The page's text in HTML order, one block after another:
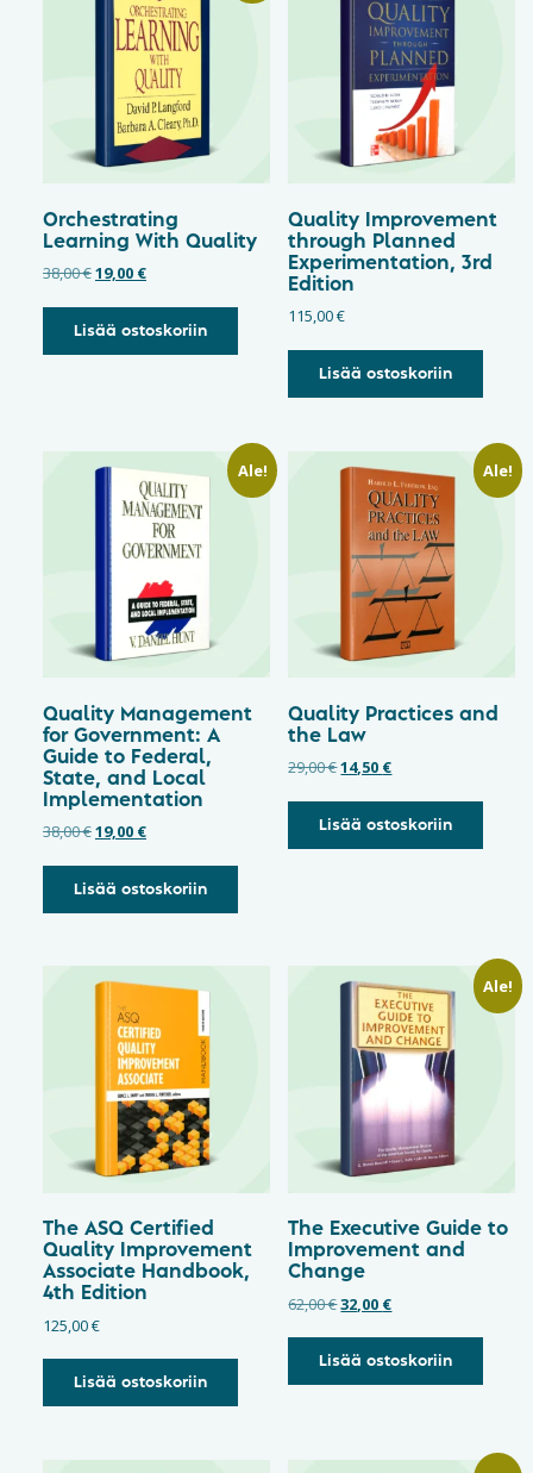
Orchestrating
Learning With Quality
38,00€19,00 €
Lisää ostoskoriin
Quality Improvement
through Planned
Experimentation, 3rd
Edition
115,00€
Lisää ostoskoriin
Ale!
Quality Management
for Government: A
Guide to Federal,
State, and Local
Implementation
38,00€19,00 €
Lisää ostoskoriin
Ale!
Quality Practices and
the Law
29,00€14,50 €
Lisää ostoskoriin
The ASQ Certified
Quality Improvement
Associate Handbook,
4th Edition
125,00€
Lisää ostoskoriin
Ale!
The Executive Guide to
Improvement and
Change
62,00€32,00 €
Lisää ostoskoriin